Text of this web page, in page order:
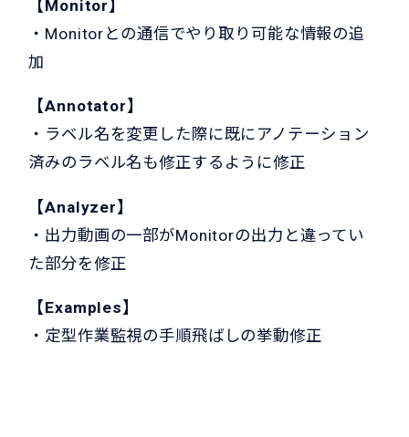
【Monitor】
・Monitorとの通信でやり取り可能な情報の追
加
【Annotator】
・ラベル名を変更した際に既にアノテーション
済みのラベル名も修正するように修正
【Analyzer】
・出力動画の一部がMonitorの出力と違ってい
た部分を修正
【Examples】
・定型作業監視の手順飛ばしの挙動修正